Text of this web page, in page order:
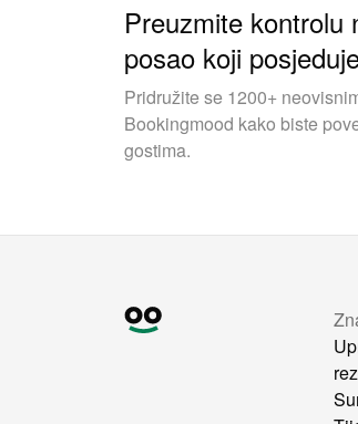
Preuzmite kontrolu
posao koji
Pridružite se 1200+
Bookingmood kako biste
gostima.